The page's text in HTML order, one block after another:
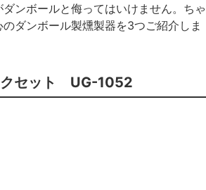
ンボールと侮ってはいけません。ちゃ
ダンボール製燻製器を3つご紹介しま
クセット UG-1052